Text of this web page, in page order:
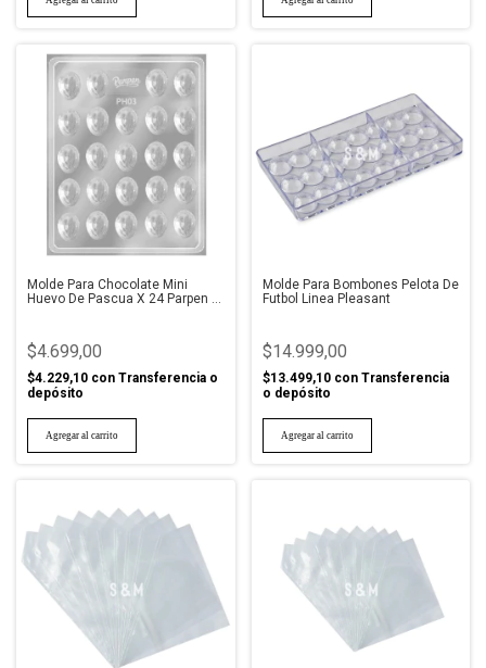
Molde Para Chocolate Mini
Huevo De Pascua X 24 Parpen 3
$4.699,00
$4.229,10 con Transferencia o
depósito
Molde Para Bombones Pelota De
Futbol Linea Pleasant
$14.999,00
$13.499,10 con Transferencia
o depósito